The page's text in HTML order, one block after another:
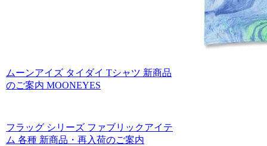
ムーンアイズ タイダイ Tシャツ 新商品
のご案内 MOONEYES
フラッグ シリーズ ファブリックアイテ
ム 各種 新商品・再入荷のご案内